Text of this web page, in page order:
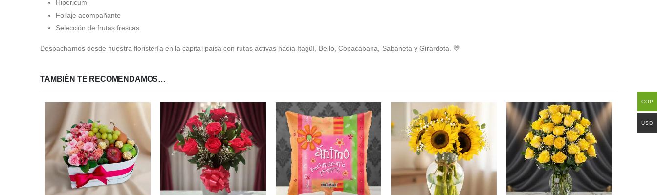
Hipericum
Follaje acompañante
Selección de frutas frescas
Despachamos desde nuestra floristería en la capital paisa con rutas activas hacia Itagüí, Bello, Copacabana, Sabaneta y Girardota. 💛
TAMBIÉN TE RECOMENDAMOS…
COP
USD